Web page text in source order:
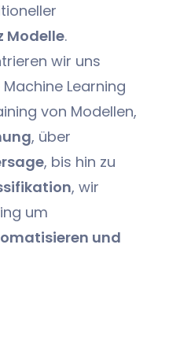
Modelle.
wir uns
Learning
von Modellen,
, über
, bis hin zu
, wir
um
und